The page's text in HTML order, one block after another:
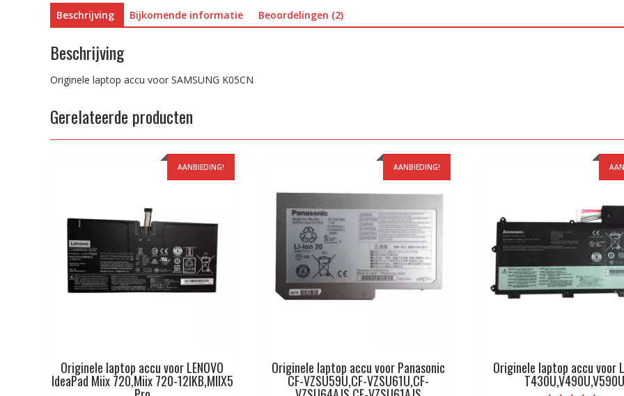
Beschrijving Bijkomende informatie Beoordelingen (2)
Beschrijving
Originele laptop accu voor SAMSUNG K05CN
Gerelateerde producten
AANBIEDING!
Originele laptop accu voor LENOVO
IdeaPad Miix 720,Miix 720-12IKB,MIIX5
AANBIEDING!
Originele laptop accu voor Panasonic
CF-VZSU59U,CF-VZSU61U,CF-
Originele laptop accu voor
T430U,V490U,V590U